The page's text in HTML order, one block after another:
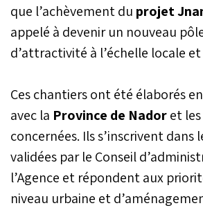
Nador.
que l’achèvement du projet
appelé à devenir un nouveau
d’attractivité à l’échelle locale
Ces chantiers ont été élaborés
avec la Province de Nadoret
concernées. Ils s’inscrivent
validées par le Conseil
l’Agence et répondent aux
niveau urbaine et